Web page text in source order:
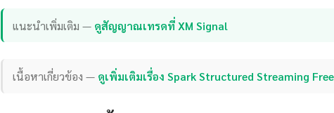
แนะนำเพิ่มเติม — ดูสัญญาณเทรดที่ XM Signal
เนื้อหาเกี่ยวข้อง — ดูเพิ่มเติมเรื่อง Spark Structured Streaming